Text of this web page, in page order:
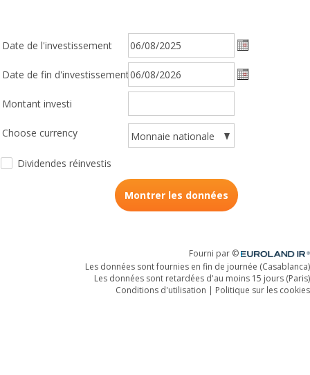
Date de l'investissement
Date de
Date de fin d'investissement
Date de fin
Montant investi
Monnaie
nationale
Monnaie nationale
Dividendes réinvestis
Montrer les données
Fourni par ©
Euroland.com
Les données sont fournies en fin de journée (Casablanca)
Les données sont retardées d'au moins 15 jours (Paris)
Conditions d'utilisation | Politique sur les cookies